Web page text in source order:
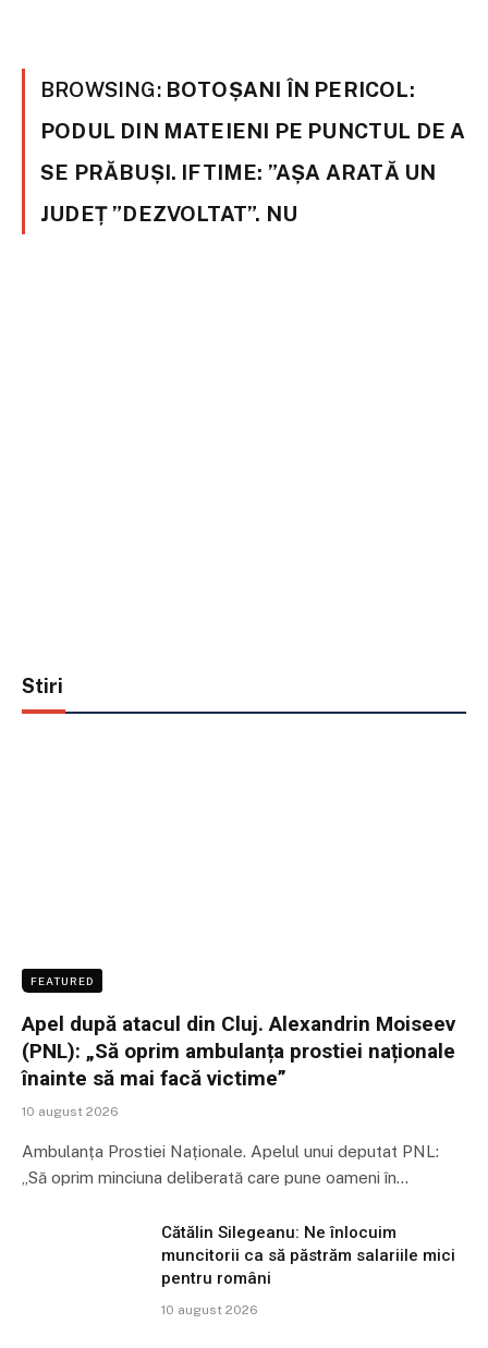
BROWSING: BOTOȘANI ÎN PERICOL:
PODUL DIN MATEIENI PE PUNCTUL DE A
SE PRĂBUȘI. IFTIME: ”AȘA ARATĂ UN
JUDEȚ ”DEZVOLTAT”. NU
Stiri
FEATURED
Apel după atacul din Cluj. Alexandrin Moiseev
(PNL): „Să oprim ambulanța prostiei naționale
înainte să mai facă victime”
10 august 2026
Ambulanța Prostiei Naționale. Apelul unui deputat PNL:
„Să oprim minciuna deliberată care pune oameni în…
Cătălin Silegeanu: Ne înlocuim
muncitorii ca să păstrăm salariile mici
pentru români
10 august 2026